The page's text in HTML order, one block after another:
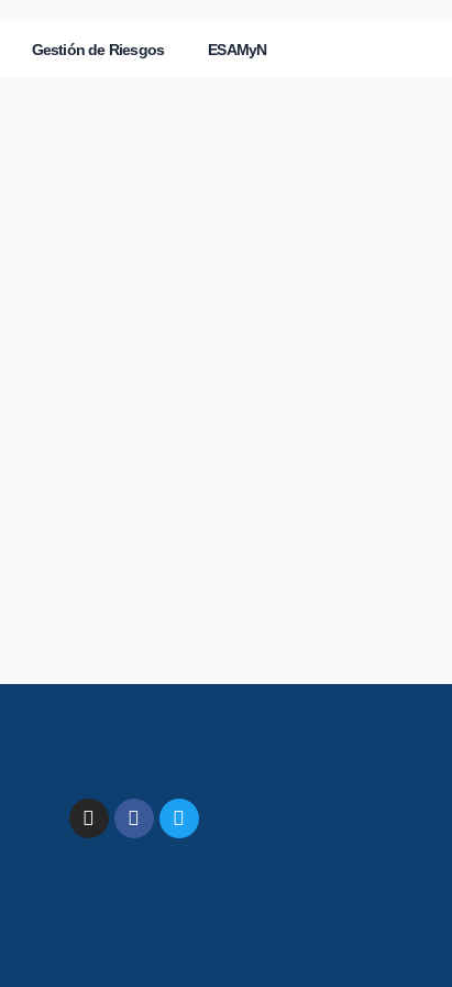
Gestión de Riesgos ESAMyN